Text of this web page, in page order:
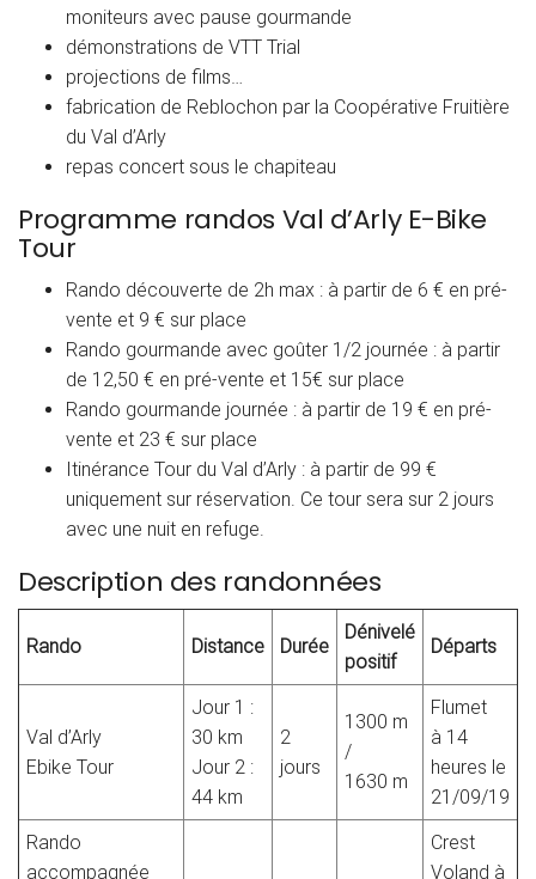
moniteurs avec pause gourmande
démonstrations de VTT Trial
projections de films…
fabrication de Reblochon par la Coopérative Fruitière
du Val d’Arly
repas concert sous le chapiteau
Programme randos Val d’Arly E-Bike
Tour
Rando découverte de 2h max : à partir de 6 € en pré-
vente et 9 € sur place
Rando gourmande avec goûter 1/2 journée : à partir
de 12,50 € en pré-vente et 15€ sur place
Rando gourmande journée : à partir de 19 € en pré-
vente et 23 € sur place
Itinérance Tour du Val d’Arly : à partir de 99 €
uniquement sur réservation. Ce tour sera sur 2 jours
avec une nuit en refuge.
Description des randonnées
Rando Distance Durée
Dénivelé
positif
Départs
Val d’Arly
Ebike Tour
Jour 1 :
30 km
Jour 2 :
44 km
2
jours
1300 m
/
1630 m
Flumet
à 14
heures le
21/09/19
Rando
accompagnée
Crest
Voland à